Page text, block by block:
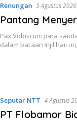
Renungan 5 Agustus 2026
Pantang
Pax Vobiscum para
dalam bacaan Injil hari
Seputar NTT 4 Agustus
PT Flobamor